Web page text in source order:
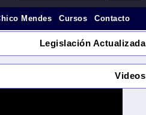
Mendes Cursos Contacto
Legislación Actualizada
Videos